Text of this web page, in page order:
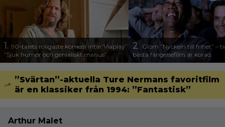
1. 90-talets roligaste komedi intar Viaplay:
”Sjuk humor och genialiskt manus”
2. Glöm ”Nyckeln till frihet” –
bästa fängelsefilm är korad
”Svärtan”-aktuella Ture Nermans favoritfilm
är en klassiker från 1994: ”Fantastisk”
Arthur Malet